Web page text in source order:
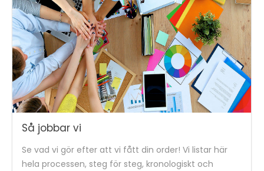
Så jobbar vi
Se vad vi gör efter att vi fått din order! Vi listar här
hela processen, steg för steg, kronologiskt och